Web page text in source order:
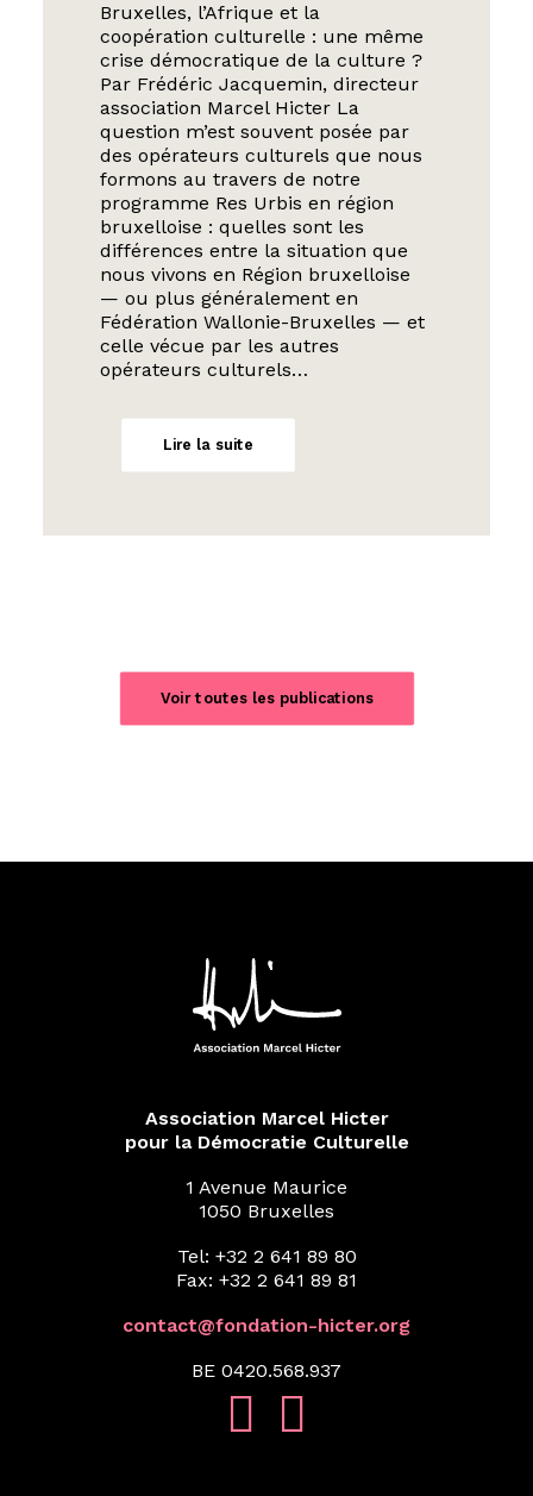
Bruxelles, l’Afrique et la
coopération culturelle : une même
crise démocratique de la culture ?
Par Frédéric Jacquemin, directeur
association Marcel Hicter La
question m’est souvent posée par
des opérateurs culturels que nous
formons au travers de notre
programme Res Urbis en région
bruxelloise : quelles sont les
différences entre la situation que
nous vivons en Région bruxelloise
— ou plus généralement en
Fédération Wallonie-Bruxelles — et
celle vécue par les autres
opérateurs culturels…
Lire la suite
Voir toutes les publications
Association Marcel Hicter
pour la Démocratie Culturelle
1 Avenue Maurice
1050 Bruxelles
Tel: +32 2 641 89 80
Fax: +32 2 641 89 81
contact@fondation-hicter.org
BE 0420.568.937